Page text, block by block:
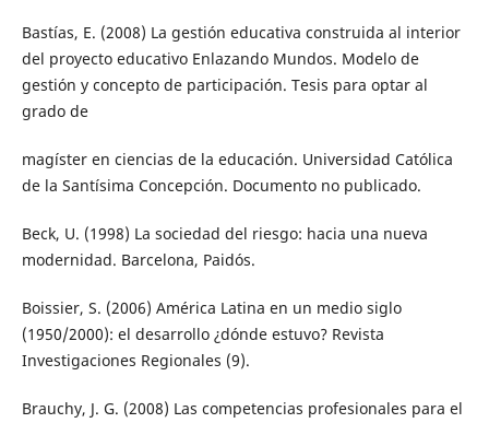
Bastías, E. (2008) La gestión educativa construida al interior
del proyecto educativo Enlazando Mundos. Modelo de
gestión y concepto de participación. Tesis para optar al
grado de
magíster en ciencias de la educación. Universidad Católica
de la Santísima Concepción. Documento no publicado.
Beck, U. (1998) La sociedad del riesgo: hacia una nueva
modernidad. Barcelona, Paidós.
Boissier, S. (2006) América Latina en un medio siglo
(1950/2000): el desarrollo ¿dónde estuvo? Revista
Investigaciones Regionales (9).
Brauchy, J. G. (2008) Las competencias profesionales para el